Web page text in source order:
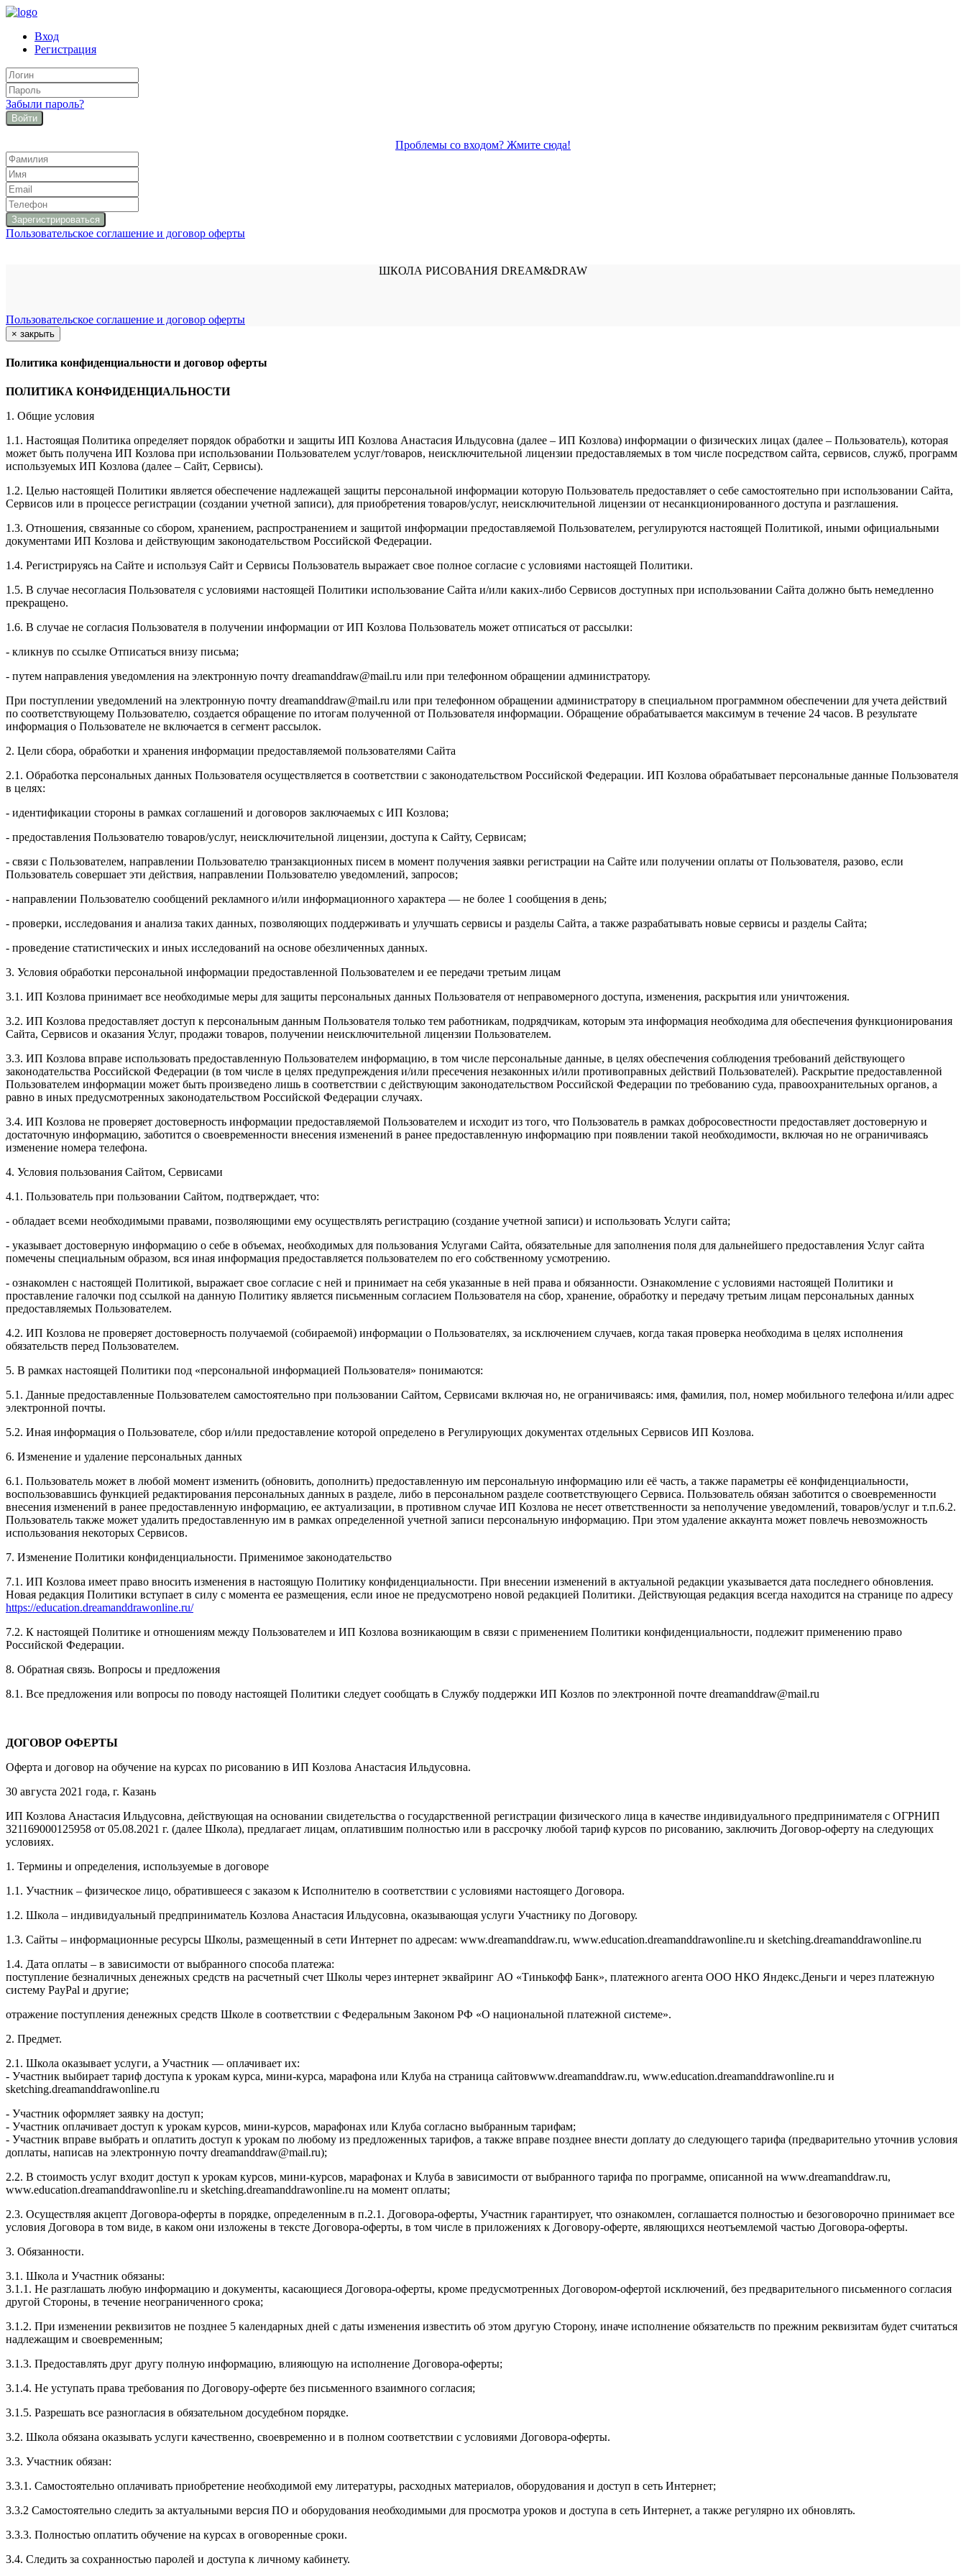
Вход
Регистрация
Забыли пароль?
Войти
Проблемы со входом? Жмите сюда!
Пользовательское соглашение и договор оферты
ШКОЛА РИСОВАНИЯ DREAM&DRAW
Пользовательское соглашение и договор оферты
× закрыть
Политика конфиденциальности и договор оферты
ПОЛИТИКА КОНФИДЕНЦИАЛЬНОСТИ
1. Общие условия
1.1. Настоящая Политика определяет порядок обработки и защиты ИП Козлова Анастасия Ильдусовна (далее – ИП Козлова) информации о физических лицах (далее – Пользователь), которая
может быть получена ИП Козлова при использовании Пользователем услуг/товаров, неисключительной лицензии предоставляемых в том числе посредством сайта, сервисов, служб, программ
используемых ИП Козлова (далее – Сайт, Сервисы).
1.2. Целью настоящей Политики является обеспечение надлежащей защиты персональной информации которую Пользователь предоставляет о себе самостоятельно при использовании Сайта,
Сервисов или в процессе регистрации (создании учетной записи), для приобретения товаров/услуг, неисключительной лицензии от несанкционированного доступа и разглашения.
1.3. Отношения, связанные со сбором, хранением, распространением и защитой информации предоставляемой Пользователем, регулируются настоящей Политикой, иными официальными
документами ИП Козловa и действующим законодательством Российской Федерации.
1.4. Регистрируясь на Сайте и используя Сайт и Сервисы Пользователь выражает свое полное согласие с условиями настоящей Политики.
1.5. В случае несогласия Пользователя с условиями настоящей Политики использование Сайта и/или каких-либо Сервисов доступных при использовании Сайта должно быть немедленно
прекращено.
1.6. В случае не согласия Пользователя в получении информации от ИП Козлова Пользователь может отписаться от рассылки:
- кликнув по ссылке Отписаться внизу письма;
- путем направления уведомления на электронную почту dreamanddraw@mail.ru или при телефонном обращении администратору.
При поступлении уведомлений на электронную почту dreamanddraw@mail.ru или при телефонном обращении администратору в специальном программном обеспечении для учета действий
по соответствующему Пользователю, создается обращение по итогам полученной от Пользователя информации. Обращение обрабатывается максимум в течение 24 часов. В результате
информация о Пользователе не включается в сегмент рассылок.
2. Цели сбора, обработки и хранения информации предоставляемой пользователями Сайта
2.1. Обработка персональных данных Пользователя осуществляется в соответствии с законодательством Российской Федерации. ИП Козловa обрабатывает персональные данные Пользователя
в целях:
- идентификации стороны в рамках соглашений и договоров заключаемых с ИП Козлова;
- предоставления Пользователю товаров/услуг, неисключительной лицензии, доступа к Сайту, Сервисам;
- связи с Пользователем, направлении Пользователю транзакционных писем в момент получения заявки регистрации на Сайте или получении оплаты от Пользователя, разово, если
Пользователь совершает эти действия, направлении Пользователю уведомлений, запросов;
- направлении Пользователю сообщений рекламного и/или информационного характера — не более 1 сообщения в день;
- проверки, исследования и анализа таких данных, позволяющих поддерживать и улучшать сервисы и разделы Сайта, а также разрабатывать новые сервисы и разделы Сайта;
- проведение статистических и иных исследований на основе обезличенных данных.
3. Условия обработки персональной информации предоставленной Пользователем и ее передачи третьим лицам
3.1. ИП Козлова принимает все необходимые меры для защиты персональных данных Пользователя от неправомерного доступа, изменения, раскрытия или уничтожения.
3.2. ИП Козлова предоставляет доступ к персональным данным Пользователя только тем работникам, подрядчикам, которым эта информация необходима для обеспечения функционирования
Сайта, Сервисов и оказания Услуг, продажи товаров, получении неисключительной лицензии Пользователем.
3.3. ИП Козлова вправе использовать предоставленную Пользователем информацию, в том числе персональные данные, в целях обеспечения соблюдения требований действующего
законодательства Российской Федерации (в том числе в целях предупреждения и/или пресечения незаконных и/или противоправных действий Пользователей). Раскрытие предоставленной
Пользователем информации может быть произведено лишь в соответствии с действующим законодательством Российской Федерации по требованию суда, правоохранительных органов, а
равно в иных предусмотренных законодательством Российской Федерации случаях.
3.4. ИП Козлова не проверяет достоверность информации предоставляемой Пользователем и исходит из того, что Пользователь в рамках добросовестности предоставляет достоверную и
достаточную информацию, заботится о своевременности внесения изменений в ранее предоставленную информацию при появлении такой необходимости, включая но не ограничиваясь
изменение номера телефона.
4. Условия пользования Сайтом, Сервисами
4.1. Пользователь при пользовании Сайтом, подтверждает, что:
- обладает всеми необходимыми правами, позволяющими ему осуществлять регистрацию (создание учетной записи) и использовать Услуги сайта;
- указывает достоверную информацию о себе в объемах, необходимых для пользования Услугами Сайта, обязательные для заполнения поля для дальнейшего предоставления Услуг сайта
помечены специальным образом, вся иная информация предоставляется пользователем по его собственному усмотрению.
- ознакомлен с настоящей Политикой, выражает свое согласие с ней и принимает на себя указанные в ней права и обязанности. Ознакомление с условиями настоящей Политики и
проставление галочки под ссылкой на данную Политику является письменным согласием Пользователя на сбор, хранение, обработку и передачу третьим лицам персональных данных
предоставляемых Пользователем.
4.2. ИП Козлова не проверяет достоверность получаемой (собираемой) информации о Пользователях, за исключением случаев, когда такая проверка необходима в целях исполнения
обязательств перед Пользователем.
5. В рамках настоящей Политики под «персональной информацией Пользователя» понимаются:
5.1. Данные предоставленные Пользователем самостоятельно при пользовании Сайтом, Сервисами включая но, не ограничиваясь: имя, фамилия, пол, номер мобильного телефона и/или адрес
электронной почты.
5.2. Иная информация о Пользователе, сбор и/или предоставление которой определено в Регулирующих документах отдельных Сервисов ИП Козлова.
6. Изменение и удаление персональных данных
6.1. Пользователь может в любой момент изменить (обновить, дополнить) предоставленную им персональную информацию или её часть, а также параметры её конфиденциальности,
воспользовавшись функцией редактирования персональных данных в разделе, либо в персональном разделе соответствующего Сервиса. Пользователь обязан заботится о своевременности
внесения изменений в ранее предоставленную информацию, ее актуализации, в противном случае ИП Козлова не несет ответственности за неполучение уведомлений, товаров/услуг и т.п.6.2.
Пользователь также может удалить предоставленную им в рамках определенной учетной записи персональную информацию. При этом удаление аккаунта может повлечь невозможность
использования некоторых Сервисов.
7. Изменение Политики конфиденциальности. Применимое законодательство
7.1. ИП Козлова имеет право вносить изменения в настоящую Политику конфиденциальности. При внесении изменений в актуальной редакции указывается дата последнего обновления.
Новая редакция Политики вступает в силу с момента ее размещения, если иное не предусмотрено новой редакцией Политики. Действующая редакция всегда находится на странице по адресу
https://education.dreamanddrawonline.ru/
7.2. К настоящей Политике и отношениям между Пользователем и ИП Козлова возникающим в связи с применением Политики конфиденциальности, подлежит применению право
Российской Федерации.
8. Обратная связь. Вопросы и предложения
8.1. Все предложения или вопросы по поводу настоящей Политики следует сообщать в Службу поддержки ИП Козлов по электронной почте dreamanddraw@mail.ru
ДОГОВОР ОФЕРТЫ
Оферта и договор на обучение на курсах по рисованию в ИП Козлова Анастасия Ильдусовна.
30 августа 2021 года, г. Казань
ИП Козлова Анастасия Ильдусовна, действующая на основании свидетельства о государственной регистрации физического лица в качестве индивидуального предпринимателя с ОГРНИП
321169000125958 от 05.08.2021 г. (далее Школа), предлагает лицам, оплатившим полностью или в рассрочку любой тариф курсов по рисованию, заключить Договор-оферту на следующих
условиях.
1. Термины и определения, используемые в договоре
1.1. Участник – физическое лицо, обратившееся с заказом к Исполнителю в соответствии с условиями настоящего Договора.
1.2. Школа – индивидуальный предприниматель Козлова Анастасия Ильдусовна, оказывающая услуги Участнику по Договору.
1.3. Сайты – информационные ресурсы Школы, размещенный в сети Интернет по адресам: www.dreamanddraw.ru, www.education.dreamanddrawonline.ru и sketching.dreamanddrawonline.ru
1.4. Дата оплаты – в зависимости от выбранного способа платежа:
поступление безналичных денежных средств на расчетный счет Школы через интернет эквайринг АО «Тинькофф Банк», платежного агента ООО НКО Яндекс.Деньги и через платежную
систему PayPal и другие;
отражение поступления денежных средств Школе в соответствии с Федеральным Законом РФ «О национальной платежной системе».
2. Предмет.
2.1. Школа оказывает услуги, а Участник — оплачивает их:
- Участник выбирает тариф доступа к урокам курса, мини-курса, марафона или Клуба на страница сайтовwww.dreamanddraw.ru, www.education.dreamanddrawonline.ru и
sketching.dreamanddrawonline.ru
- Участник оформляет заявку на доступ;
- Участник оплачивает доступ к урокам курсов, мини-курсов, марафонах или Клуба согласно выбранным тарифам;
- Участник вправе выбрать и оплатить доступ к урокам по любому из предложенных тарифов, а также вправе позднее внести доплату до следующего тарифа (предварительно уточнив условия
доплаты, написав на электронную почту dreamanddraw@mail.ru);
2.2. В стоимость услуг входит доступ к урокам курсов, мини-курсов, марафонах и Клуба в зависимости от выбранного тарифа по программе, описанной на www.dreamanddraw.ru,
www.education.dreamanddrawonline.ru и sketching.dreamanddrawonline.ru на момент оплаты;
2.3. Осуществляя акцепт Договора-оферты в порядке, определенным в п.2.1. Договора-оферты, Участник гарантирует, что ознакомлен, соглашается полностью и безоговорочно принимает все
условия Договора в том виде, в каком они изложены в тексте Договора-оферты, в том числе в приложениях к Договору-оферте, являющихся неотъемлемой частью Договора-оферты.
3. Обязанности.
3.1. Школа и Участник обязаны:
3.1.1. Не разглашать любую информацию и документы, касающиеся Договора-оферты, кроме предусмотренных Договором-офертой исключений, без предварительного письменного согласия
другой Стороны, в течение неограниченного срока;
3.1.2. При изменении реквизитов не позднее 5 календарных дней с даты изменения известить об этом другую Сторону, иначе исполнение обязательств по прежним реквизитам будет считаться
надлежащим и своевременным;
3.1.3. Предоставлять друг другу полную информацию, влияющую на исполнение Договора-оферты;
3.1.4. Не уступать права требования по Договору-оферте без письменного взаимного согласия;
3.1.5. Разрешать все разногласия в обязательном досудебном порядке.
3.2. Школа обязана оказывать услуги качественно, своевременно и в полном соответствии с условиями Договора-оферты.
3.3. Участник обязан:
3.3.1. Cамостоятельно оплачивать приобретение необходимой ему литературы, расходных материалов, оборудования и доступ в сеть Интернет;
3.3.2 Самостоятельно следить за актуальными версия ПО и оборудования необходимыми для просмотра уроков и доступа в сеть Интернет, а также регулярно их обновлять.
3.3.3. Полностью оплатить обучение на курсах в оговоренные сроки.
3.4. Следить за сохранностью паролей и доступа к личному кабинету.